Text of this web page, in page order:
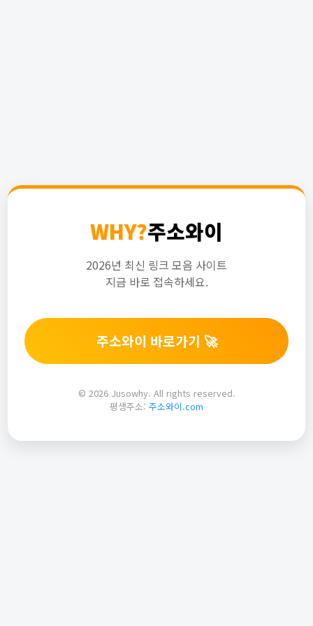
WHY?주소와이
2026년 최신 링크 모음 사이트
지금 바로 접속하세요.
주소와이 바로가기 🚀
© 2026 Jusowhy. All rights reserved.
평생주소: 주소와이.com